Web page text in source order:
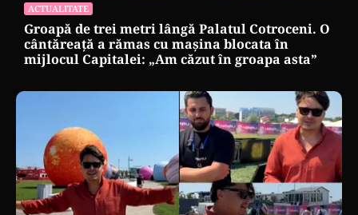
ACTUALITATE
Groapă de trei metri lângă Palatul Cotroceni. O
cântăreață a rămas cu mașina blocata în
mijlocul Capitalei: „Am căzut în groapa asta”